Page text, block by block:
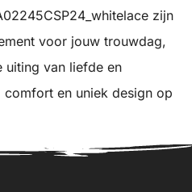
zijn
voor jouw trouwdag,
uiting van liefde en
en uniek design op